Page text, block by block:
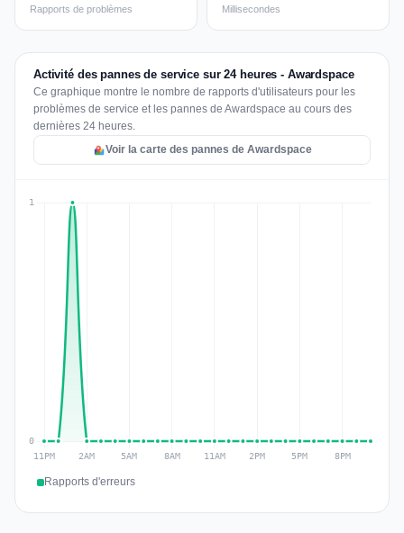
Rapports de problèmes Millisecondes
Activité des pannes de service sur 24 heures - Awardspace
Ce graphique montre le nombre de rapports d'utilisateurs pour les
problèmes de service et les pannes de Awardspace au cours des
dernières 24 heures.
Voir la carte des pannes de Awardspace
Rapports d'erreurs